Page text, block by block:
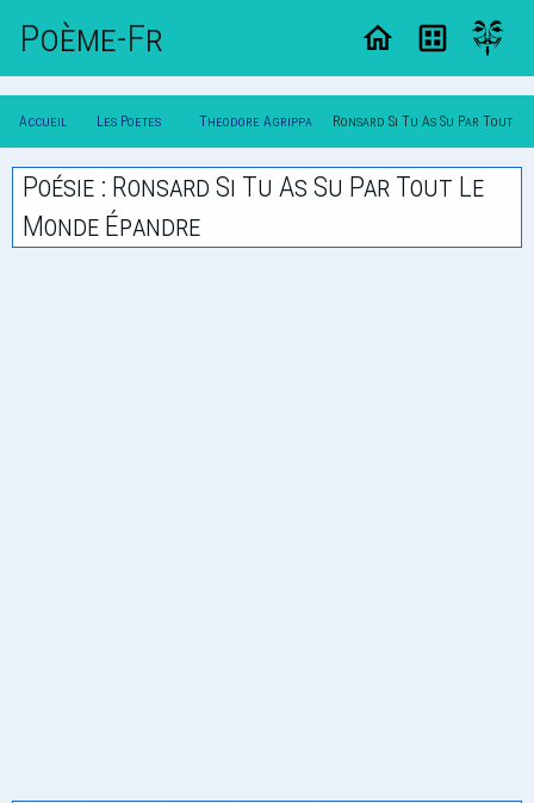
Poème-Fr
Accueil
Poesie
Les Poetes
Classique
Theodore Agrippa
D'aubigne
Ronsard Si Tu As Su Par Tout
Le Monde Epandre
Poésie : Ronsard Si Tu As Su Par Tout Le
Monde Épandre